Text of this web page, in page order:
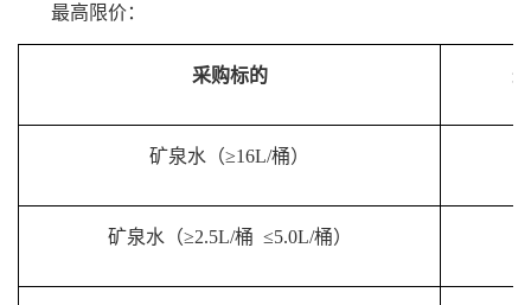
最高限价：
采购标的
矿泉水（≥16L/桶）
矿泉水（≥2.5L/桶 ≤5.0L/桶）